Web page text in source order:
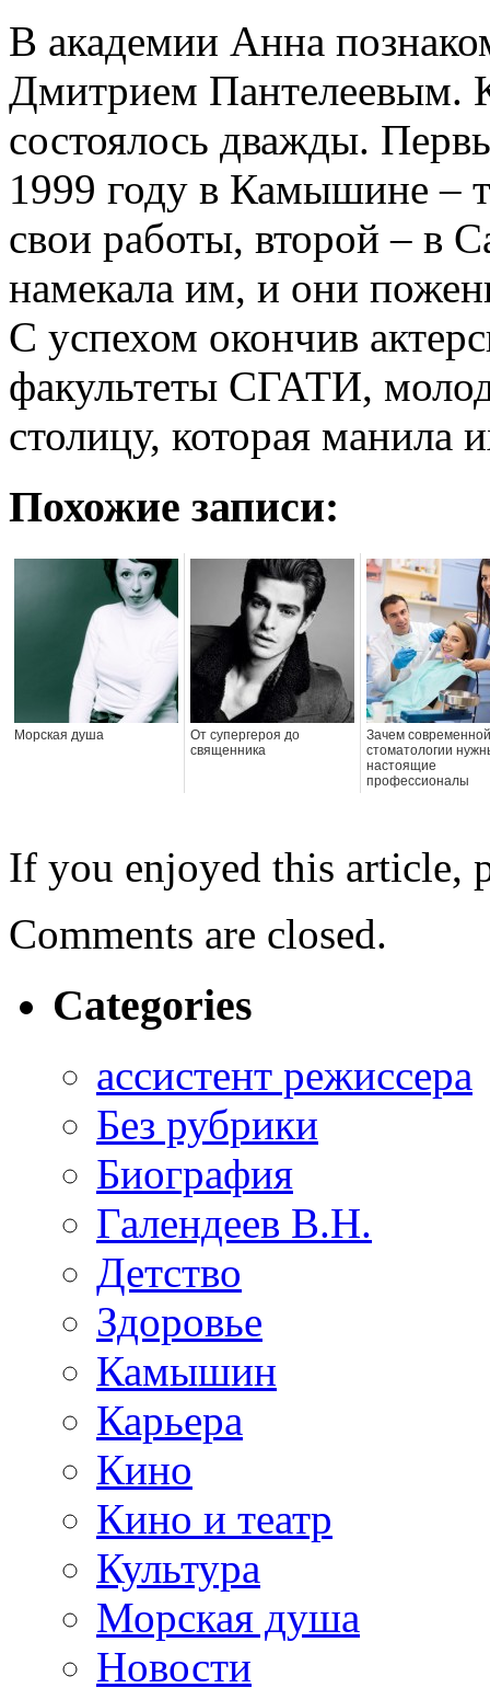
В академии Анна
Дмитрием Пантелеевым.
состоялось дважды.
1999 году в Камышине –
свои работы, второй – в
намекала им, и они
С успехом окончив
факультеты СГАТИ,
столицу, которая манила
Похожие записи:
Морская душа
От супергероя до
священника
Зачем современной
стоматологии
настоящие
профессионалы
If you enjoyed this article,
Comments are closed.
Categories
ассистент режиссера
Без рубрики
Биография
Галендеев В.Н.
Детство
Здоровье
Камышин
Карьера
Кино
Кино и театр
Культура
Морская душа
Новости